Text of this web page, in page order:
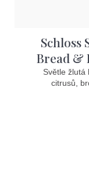
Schloss
Bread &
Světle žlutá
citrusů,